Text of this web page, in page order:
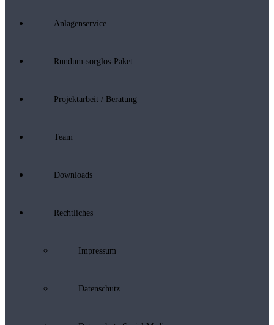
Anlagenservice
Rundum-sorglos-Paket
Projektarbeit / Beratung
Team
Downloads
Rechtliches
Impressum
Datenschutz